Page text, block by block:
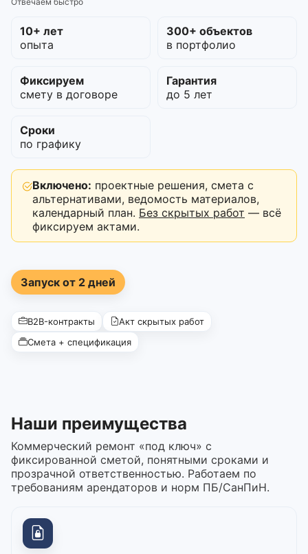
10+ лет
опыта
300+ объектов
в портфолио
Фиксируем
смету в договоре
Гарантия
до 5 лет
Сроки
по графику
Включено: проектные решения, смета с
альтернативами, ведомость материалов,
календарный план. Без скрытых работ — всё
фиксируем актами.
Запуск от 2 дней
B2B-контракты
Акт скрытых работ
Смета + спецификация
Наши преимущества
Коммерческий ремонт «под ключ» с
фиксированной сметой, понятными сроками и
прозрачной ответственностью. Работаем по
требованиям арендаторов и норм ПБ/СанПиН.